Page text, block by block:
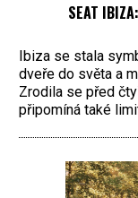
SEAT
Ibiza se stala
dveře do světa a
Zrodila se před
připomíná také